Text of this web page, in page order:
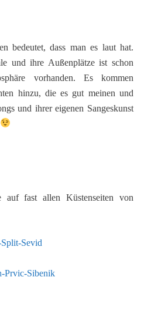
bedeutet, dass man es laut hat.
und ihre Außenplätze ist schon
vorhanden. Es kommen
hinzu, die es gut meinen und
und ihrer eigenen Sangeskunst
auf fast allen Küstenseiten von
Sevid
Prvic-Sibenik